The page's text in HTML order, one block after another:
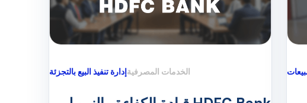
إدارة تنفيذ البيع بالتجزئةالخدمات المصرفية